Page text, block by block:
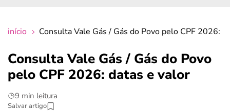
finanças
benefícios
início Consulta Vale Gás / Gás do Povo pelo CPF 2026:
Consulta Vale Gás / Gás do Povo
pelo CPF 2026: datas e valor
9 min leitura
Salvar artigo